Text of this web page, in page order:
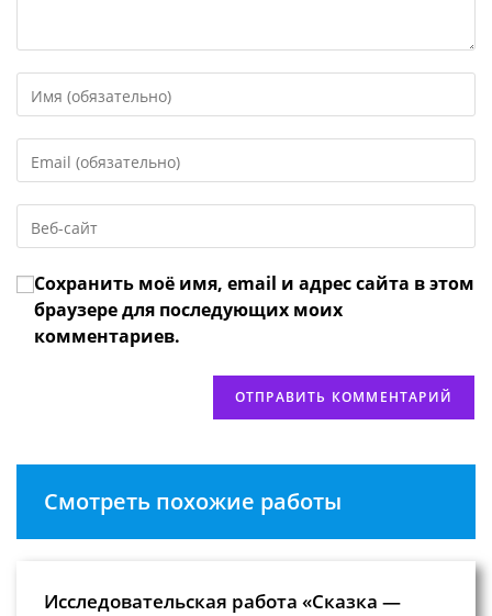
свое
или
имя
чтобы
прокомментировать
свой
адрес,
чтобы
URL
веб-
сайта
(необязательно)
Сохранить моё имя, email и адрес сайта в этом
браузере для последующих моих
комментариев.
Смотреть похожие работы
Исследовательская работа «Сказка —